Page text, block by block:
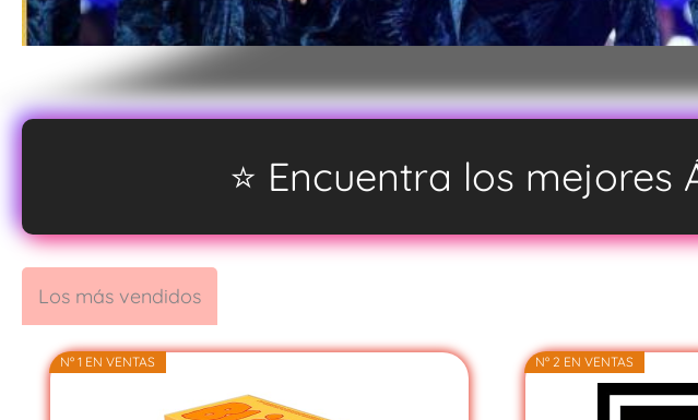
⭐ Encuentra los mejores
Los más vendidos
Nº 1 EN VENTAS Nº 2 EN VENTAS